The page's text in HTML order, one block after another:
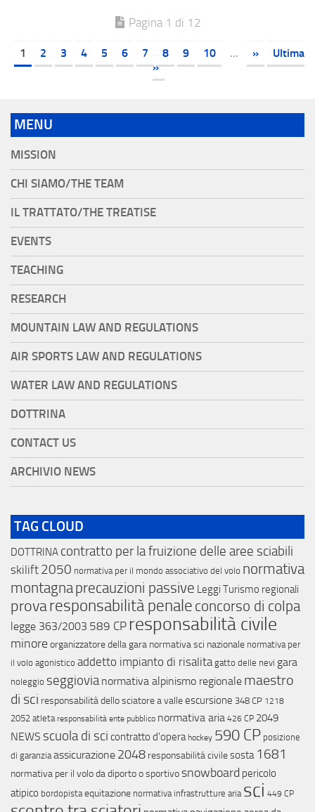
Pagina 1 di 12
1 2 3 4 5 6 7 8 9 10 ... »
Ultima
»
MENU
MISSION
CHI SIAMO/THE TEAM
IL TRATTATO/THE TREATISE
EVENTS
TEACHING
RESEARCH
MOUNTAIN LAW AND REGULATIONS
AIR SPORTS LAW AND REGULATIONS
WATER LAW AND REGULATIONS
DOTTRINA
CONTACT US
ARCHIVIO NEWS
TAG CLOUD
DOTTRINA contratto per la fruizione delle aree sciabili
skilift 2050 normativa per il mondo associativo del volo normativa
montagnaprecauzioni passive Leggi Turismo regionali
provaresponsabilità penale concorso di colpa
legge 363/2003 589 CP responsabilità civile
minoreorganizzatore della gara normativa sci nazionale normativa per
il volo agonistico addetto impianto di risalita gatto delle nevi gara
noleggio seggiovia normativa alpinismo regionale maestro
di sci responsabilità dello sciatore a valleescursione 348 CP 1218
2052 atleta responsabilità ente pubblico normativa aria 426 CP 2049
NEWS scuola di sci contratto d'opera hockey 590 CP posizione
di garanzia assicurazione 2048 responsabilitá civilesosta 1681
normativa per il volo da diporto o sportivo snowboard pericolo
atipico bordopista equitazione normativa infrastrutture aria sci 449 CP